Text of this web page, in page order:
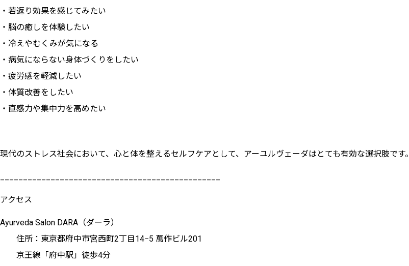
・若返り効果を感じてみたい
・脳の癒しを体験したい
・冷えやむくみが気になる
・病気にならない身体づくりをしたい
・疲労感を軽減したい
・体質改善をしたい
・直感力や集中力を高めたい
現代のストレス社会において、心と体を整えるセルフケアとして、アーユルヴェーダはとても有効な選択肢です。
アクセス
Ayurveda Salon DARA（ダーラ）
住所：東京都府中市宮西町2丁目14−5 萬作ビル201
京王線「府中駅」徒歩4分